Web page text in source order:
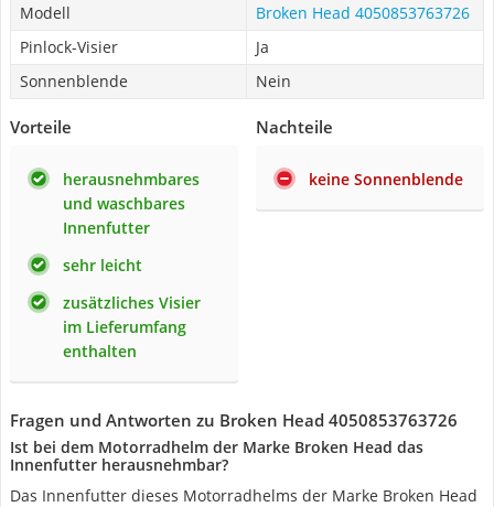
Modell
Broken Head 4050853763726
Pinlock-Visier
Ja
Sonnenblende
Nein
Vorteile
herausnehmbares
und waschbares
Innenfutter
sehr leicht
zusätzliches Visier
im Lieferumfang
enthalten
Nachteile
keine Sonnenblende
Fragen und Antworten zu Broken Head 4050853763726
Ist bei dem Motorradhelm der Marke Broken Head das
Innenfutter herausnehmbar?
Das Innenfutter dieses Motorradhelms der Marke Broken Head